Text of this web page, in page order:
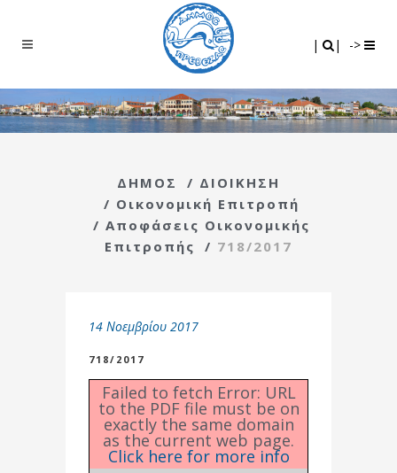
| | ->
ΔΗΜΟΣ / ΔΙΟΙΚΗΣΗ
/ Οικονομική Επιτροπή
/ Αποφάσεις Οικονομικής
Επιτροπής
/ 718/2017
14 Νοεμβρίου 2017
718/2017
Failed to fetch Error: URL
to the PDF file must be on
exactly the same domain
as the current web page.
Click here for more info